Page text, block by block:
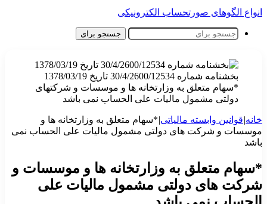
انواع الگوهای صورتحساب الکترونیکی
جستجو برای
بخشنامه شماره 30/4/2600/12534 تاریخ 1378/03/19
*سهام متعلق به وزارتخانه ها و موسسات و شرکتهای
دولتی مشمول مالیات علی الحساب نمی باشد
خانه|قوانین وابسته مالیاتی|*سهام متعلق به وزارتخانه ها و
موسسات و شرکت های دولتی مشمول مالیات علی الحساب نمی
باشد
*سهام متعلق به وزارتخانه ها و موسسات و
شرکت های دولتی مشمول مالیات علی